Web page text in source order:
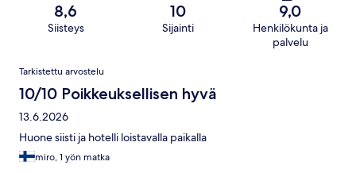
8,6
Siisteys
10
Sijainti
9,0
Henkilökunta ja
palvelu
Arvostelut
Tarkistettu arvostelu
10/10 Poikkeuksellisen hyvä
13.6.2026
Huone siisti ja hotelli loistavalla paikalla
miro, 1 yön matka